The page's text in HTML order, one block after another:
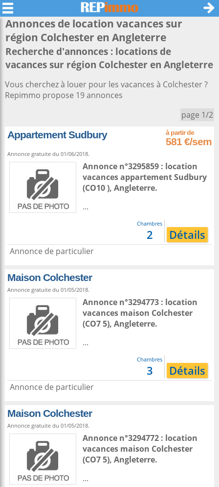
Annonces de location vacances sur
région Colchester en Angleterre
Recherche d'annonces : locations de
vacances sur région Colchester en Angleterre
Vous cherchez à louer pour les vacances à Colchester ?
Repimmo propose 19 annonces
page 1/2
Appartement Sudbury
581 €/sem
Annonce gratuite du 01/06/2018.
Annonce n°3295859 : location
vacances appartementSudbury
(CO10 ), Angleterre.
...
Chambres
2 Détails
Annonce de particulier
Maison Colchester
Annonce gratuite du 01/05/2018.
Annonce n°3294773 : location
vacances maison Colchester
(CO7 5), Angleterre.
...
Chambres
3 Détails
Annonce de particulier
Maison Colchester
Annonce gratuite du 01/05/2018.
Annonce n°3294772 : location
vacances maison Colchester
(CO7 5), Angleterre.
...